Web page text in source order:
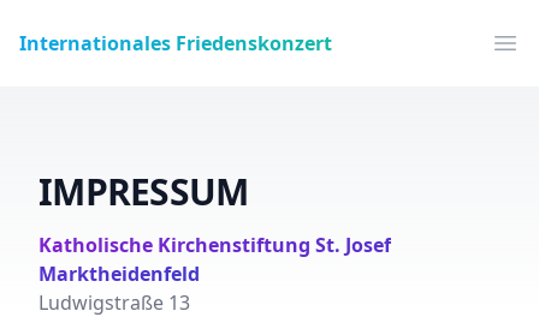
Internationales Friedenskonzert
IMPRESSUM
Katholische Kirchenstiftung St. Josef
Marktheidenfeld
Ludwigstraße 13